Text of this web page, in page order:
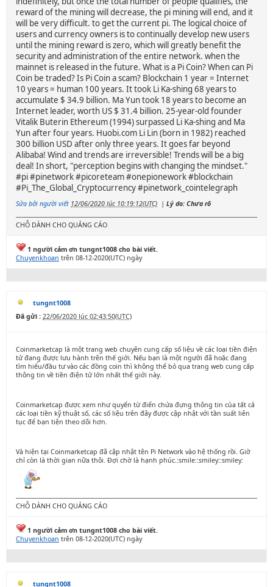
reward of the mining will decrease, the pi mining will end, and it
will be very difficult. to get the current pi. The logical choice of
users and currency owners is to continually develop new users
until the mining reward is zero, which will greatly benefit the
security and administration of the entire network. when the
mainnet is released in the future. What is a Pi Coin? When can Pi
Coin be traded? Is Pi Coin a scam? Blockchain 1 year = Internet
10 years = human 100 years. It took Li Ka-shing 68 years to
accumulate $ 34.9 billion. Ma Yun took 18 years to become an
Internet leader, worth US $ 31.4 billion. 25-year-old founder
Vitalik Buterin Ethereum (1994) surpassed Li Ka-shing and Ma
Yun after four years. Huobi.com Li Lin (born in 1982) reached
300 billion USD after only three years. It goes far beyond
Alibaba! Wind and trends are irreversible! Trends will be a big
deal! In short, "perception begins with changing the mindset."
#pi #pinetwork #picoreteam #onepionework #blockchain
#Pi_The_Global_Cryptocurrency #pinetwork_cointelegraph
Sửa bởi người viết 12/06/2020 lúc 10:19:12(UTC) | Lý do: Chưa rõ
CHỖ DÀNH CHO QUẢNG CÁO
1 người cảm ơn tungnt1008 cho bài viết.
Chuyenkhoan trên 08-12-2020(UTC) ngày
tungnt1008
Đã gửi : 22/06/2020 lúc 02:43:50(UTC)
Coinmarketcap là một trang web chuyên cung cấp số liệu về các loại tiền điện
tử đang được lưu hành trên thế giới. Nếu bạn là một người đã hoặc đang
tìm hiểu/đầu tư vào các đồng coin thì không thể bỏ qua trang web cung cấp
thông tin về tiền điện tử lớn nhất thế giới này.
Coinmarketcap được xem như quyển từ điển chứa đựng thông tin của tất cả
các loại tiền kỹ thuật số, các số liệu trên đây được cập nhật với tần suất liên
tục để bạn tiện theo dõi hơn.
Và hiện tại Coinmarketcap đã cập nhật tên Pi Network vào hệ thống rồi. Giờ
chỉ còn là thời gian nữa thôi. Đợi chờ là hạnh phúc.:smile::smiley::smiley:
CHỖ DÀNH CHO QUẢNG CÁO
1 người cảm ơn tungnt1008 cho bài viết.
Chuyenkhoan trên 08-12-2020(UTC) ngày
tungnt1008